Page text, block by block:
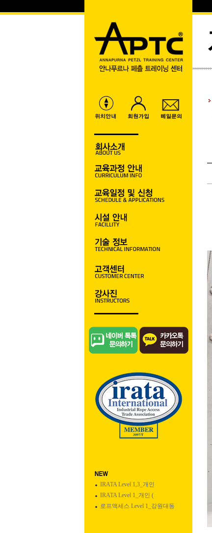
IRATA Level 1,3_개인
IRATA Level 1_개인 (
로프액세스 Level 1_강원대동